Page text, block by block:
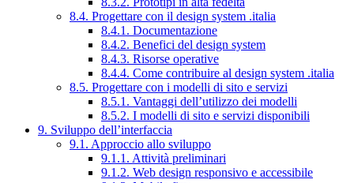
8.4. Progettare con il design system .italia
8.4.1. Documentazione
8.4.2. Benefici del design system
8.4.3. Risorse operative
8.4.4. Come contribuire al design system .italia
8.5. Progettare con i modelli di sito e servizi
8.5.1. Vantaggi dell’utilizzo dei modelli
8.5.2. I modelli di sito e servizi disponibili
9. Sviluppo dell’interfaccia
9.1. Approccio allo sviluppo
9.1.1. Attività preliminari
9.1.2. Web design responsivo e accessibile